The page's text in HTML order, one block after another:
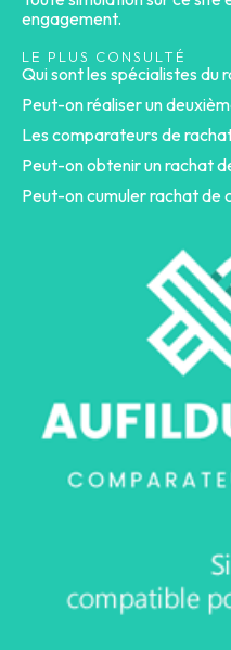
engagement.
LE PLUS CONSULTÉ
Qui sont les spécialistes du
Peut-on réaliser un
Les comparateurs de
Peut-on obtenir un rachat
Peut-on cumuler rachat de